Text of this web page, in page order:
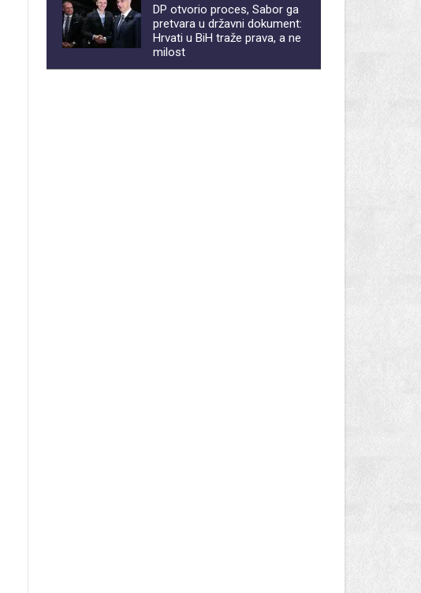
DP otvorio proces, Sabor ga
pretvara u državni dokument:
Hrvati u BiH traže prava, a ne
milost